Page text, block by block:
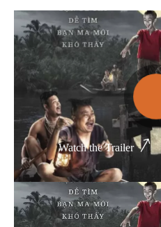
Phim kinh dị
Hài hước
Hoạt hình
Hành động
Tình cảm
Việt Nam
Watch the Trailer